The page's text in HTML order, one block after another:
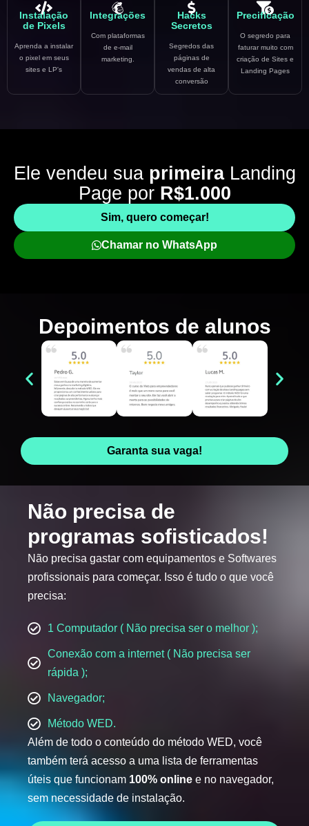
Instalação
de Pixels
Aprenda a instalar
o pixel em seus
sites e LP's
Integrações
Com plataformas
de e-mail
marketing.
Hacks
Secretos
Segredos das
páginas de
vendas de alta
conversão
Precificação
O segredo para
faturar muito com
criação de Sites e
Landing Pages
Ele vendeu sua primeira Landing
Page por R$1.000
Sim, quero começar!
Chamar no WhatsApp
Depoimentos de alunos
Garanta sua vaga!
Não precisa de
programas sofisticados!
Não precisa gastar com equipamentos e Softwares
profissionais para começar. Isso é tudo o que você
precisa:
1 Computador ( Não precisa ser o melhor );
Conexão com a internet ( Não precisa ser
rápida );
Navegador;
Método WED.
Além de todo o conteúdo do método WED, você
também terá acesso a uma lista de ferramentas
úteis que funcionam 100% online e no navegador,
sem necessidade de instalação.